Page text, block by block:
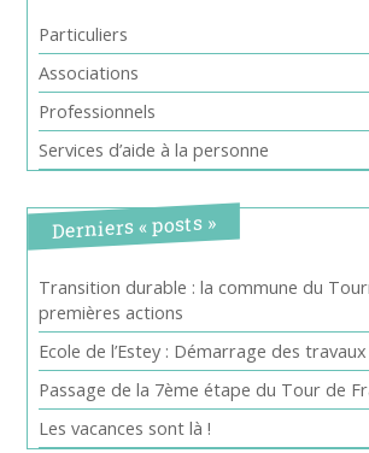
Particuliers
Associations
Professionnels
Services d’aide à la personne
Derniers « posts »
Transition durable : la commune du
premières actions
Ecole de l’Estey : Démarrage des travaux
Passage de la 7ème étape du Tour de
Les vacances sont là !